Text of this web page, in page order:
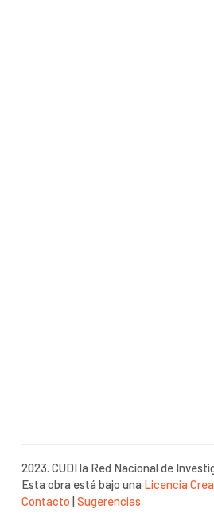
2023. CUDI la Red Nacional de
Esta obra está bajo una Licencia
Contacto |Sugerencias